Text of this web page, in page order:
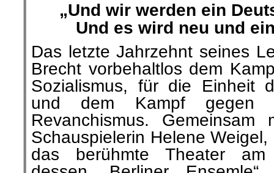
„Und wir werden ein
Und es wird neu und
Das letzte Jahrzehnt seines
Brecht vorbehaltlos dem
Sozialismus, für die Einheit
und dem Kampf gegen
Revanchismus.
Schauspielerin Helene
das berühmte Theater am